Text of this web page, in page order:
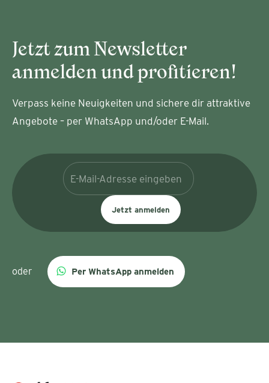
Jetzt zum Newsletter
anmelden und profitieren!
Verpass keine Neuigkeiten und sichere dir attraktive
Angebote – per WhatsApp und/oder E-Mail.
Jetzt anmelden
oder Per WhatsApp anmelden